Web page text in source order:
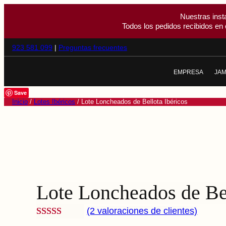
Nuestras
Todos los pedidos recibidos
923 581 099 | Preguntas frecuentes
EMPRESA
CALIDAD
Save
Inicio / Lotes Ibéricos / Lote Loncheados de Bellota Ibéricos
Lote Loncheados de
(2 valoraciones de clientes)